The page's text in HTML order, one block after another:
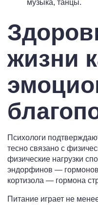
музыка, танцы.
жизни
Психологи
тесно связано с
физические нагрузки
эндорфинов —
кортизола — гормона
Питание играет не